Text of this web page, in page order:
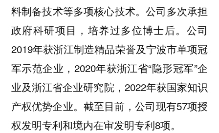
料制备技术等多项核心技术。公司多次承担
政府科研项目，培养过多位博士后。公司
2019年获浙江制造精品荣誉及宁波市单项冠
军示范企业，2020年获浙江省“隐形冠军”企
业及浙江省企业研究院，2022年获国家知识
产权优势企业。截至目前，公司现有57项授
权发明专利和境内在审发明专利8项。